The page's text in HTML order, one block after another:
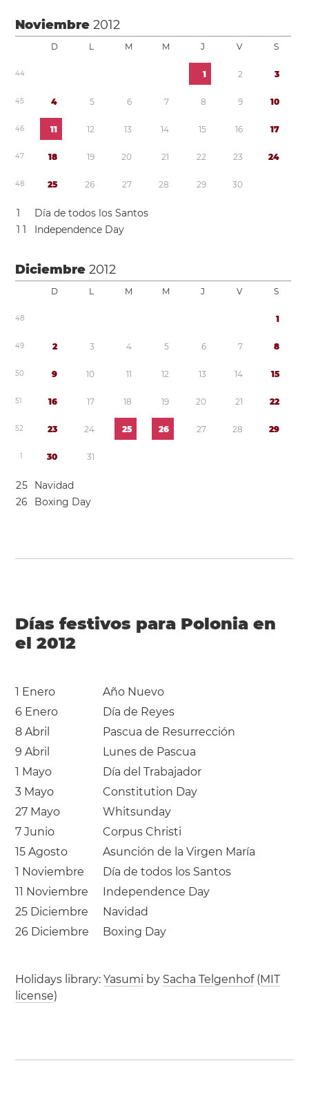
Noviembre2012
D L M M J V S
44 1 2 3
45 4 5 6 7 8 9 10
46 11 12 13 14 15 16 17
47 18 19 20 21 22 23 24
48 25 26 27 28 29 30
1
Día de todos los Santos
1 1 Independence Day
Diciembre2012
D L M M J V S
48 1
49 2 3 4 5 6 7 8
50 9 10 11 12 13 14 15
51 16 17 18 19 20 21 22
52 23 24 25 26 27 28 29
1 30 31
25
Navidad
26 Boxing Day
Días festivos para Polonia en
el 2012
1 Enero
Año Nuevo
6 Enero
Día de Reyes
8 Abril
Pascua de Resurrección
9 Abril
Lunes de Pascua
1 Mayo
Día del Trabajador
3 Mayo
Constitution Day
27 Mayo
Whitsunday
7 Junio
Corpus Christi
15 Agosto
Asunción de la Virgen María
1 Noviembre
Día de todos los Santos
11 Noviembre
Independence Day
25 Diciembre
Navidad
26 Diciembre
Boxing Day
Holidays library:Yasumi by Sacha Telgenhof(MIT
license)